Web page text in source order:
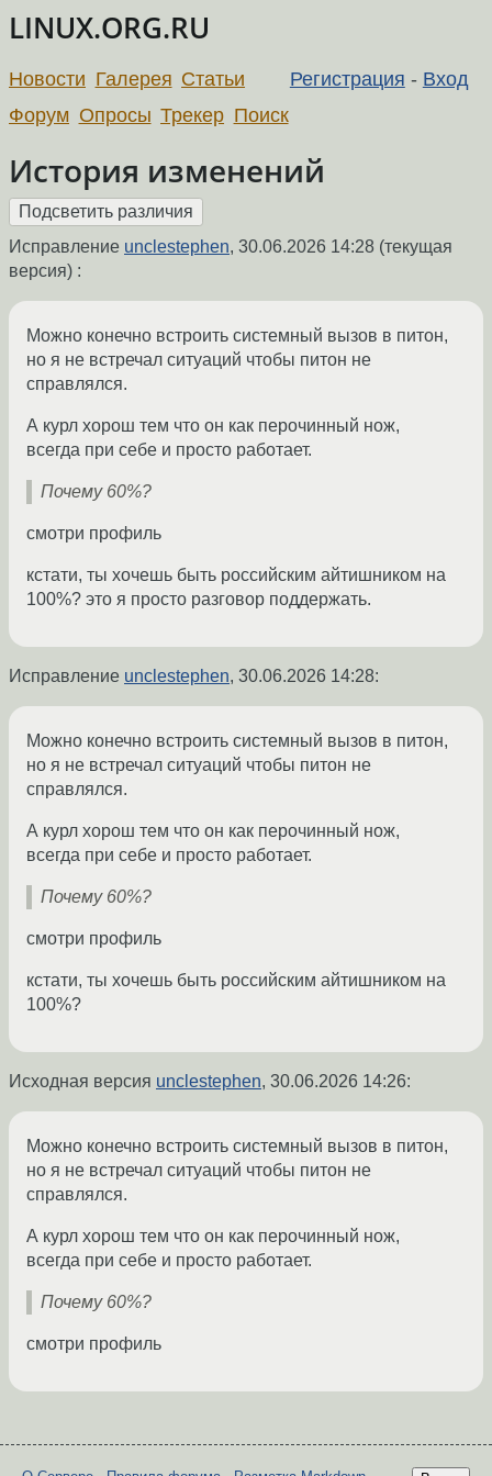
LINUX.ORG.RU
Регистрация - Вход
Новости Галерея Статьи
Форум Опросы Трекер Поиск
История изменений
Исправление unclestephen, 30.06.2026 14:28 (текущая
версия) :
Можно конечно встроить системный вызов в питон,
но я не встречал ситуаций чтобы питон не
справлялся.
А курл хорош тем что он как перочинный нож,
всегда при себе и просто работает.
Почему 60%?
смотри профиль
кстати, ты хочешь быть российским айтишником на
100%? это я просто разговор поддержать.
Исправление unclestephen, 30.06.2026 14:28:
Можно конечно встроить системный вызов в питон,
но я не встречал ситуаций чтобы питон не
справлялся.
А курл хорош тем что он как перочинный нож,
всегда при себе и просто работает.
Почему 60%?
смотри профиль
кстати, ты хочешь быть российским айтишником на
100%?
Исходная версия unclestephen, 30.06.2026 14:26:
Можно конечно встроить системный вызов в питон,
но я не встречал ситуаций чтобы питон не
справлялся.
А курл хорош тем что он как перочинный нож,
всегда при себе и просто работает.
Почему 60%?
смотри профиль